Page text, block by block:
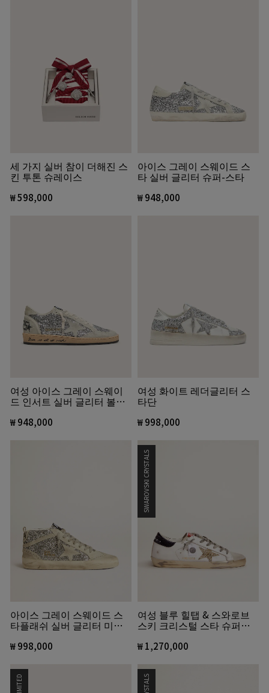
세 가지 실버 참이 더해진 스
킨 투톤 슈레이스
₩ 598,000
아이스 그레이 스웨이드 스
타 실버 글리터 슈퍼-스타
₩ 948,000
여성 아이스 그레이 스웨이
드 인서트 실버 글리터 볼스
₩ 948,000
여성 화이트 레더글리터 스
타단
₩ 998,000
아이스 그레이 스웨이드 스
타플래쉬 실버 글리터 미드
₩ 998,000
SWAROVSKI CRYSTALS
여성 블루 힐탭 & 스와로브
스키 크리스털 스타 슈퍼스
₩ 1,270,000
LIMITED